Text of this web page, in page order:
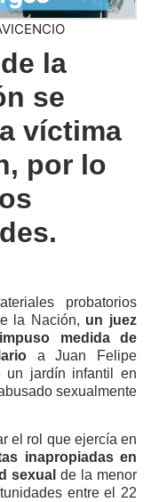
la
se
víctima
por lo
probatorios
la Nación, un juez
medida de
a Juan Felipe
un jardín infantil en
sexualmente
el rol que ejercía en
inapropiadas en
sexual de la menor
entre el 22